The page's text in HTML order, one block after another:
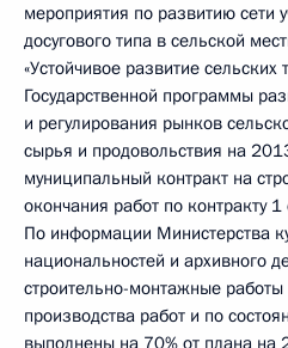
мероприятия по развитию сети
досугового типа в сельской
«Устойчивое развитие сельских
Государственной программы
и регулирования рынков
сырья и продовольствия на
муниципальный контракт на
окончания работ по контракту
По информации Министерства
национальностей и архивного
строительно-монтажные работы
производства работ и по
выполнены на 70% от плана на